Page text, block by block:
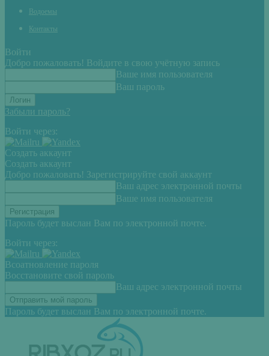
Водоемы
Контакты
Войти
Добро пожаловать! Войдите в свою учётную запись
Ваше имя пользователя
Ваш пароль
Забыли пароль?
Войти через:
Создать аккаунт
Создать аккаунт
Добро пожаловать! Зарегистрируйте свой аккаунт
Ваш адрес электронной почты
Ваше имя пользователя
Пароль будет выслан Вам по электронной почте.
Войти через:
Всоатновление пароля
Восстановите свой пароль
Ваш адрес электронной почты
Пароль будет выслан Вам по электронной почте.